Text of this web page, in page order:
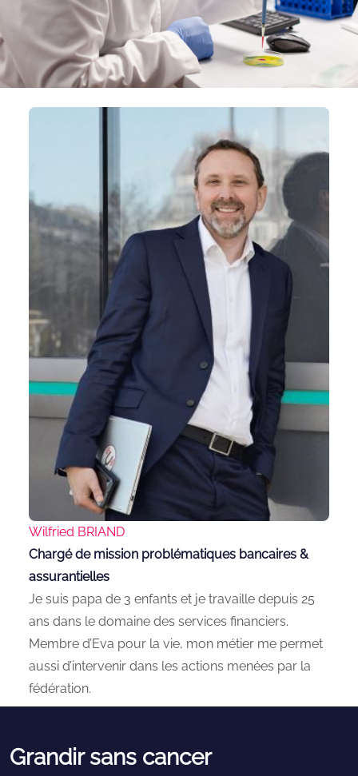
Wilfried BRIAND
Chargé de mission problématiques bancaires &
assurantielles
Je suis papa de 3 enfants et je travaille depuis 25
ans dans le domaine des services financiers.
Membre d’Eva pour la vie, mon métier me permet
aussi d’intervenir dans les actions menées par la
fédération.
Grandir sans cancer